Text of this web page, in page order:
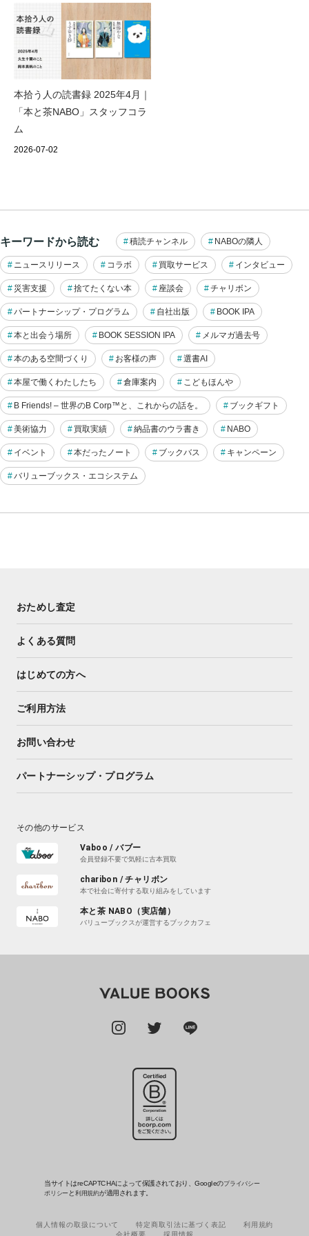
本拾う人の読書録 2025年4月｜
「本と茶NABO」スタッフコラ
ム
2026-07-02
キーワードから読む 積読チャンネル NABOの隣人
ニュースリリース コラボ 買取サービス インタビュー
災害支援 捨てたくない本 座談会 チャリボン
パートナーシップ・プログラム 自社出版 BOOK IPA
本と出会う場所 BOOK SESSION IPA メルマガ過去号
本のある空間づくり お客様の声 選書AI
本屋で働くわたしたち 倉庫案内 こどもほんや
B Friends! – 世界のB Corp™と、これからの話を。 ブックギフト
美術協力 買取実績 納品書のウラ書き NABO
イベント 本だったノート ブックバス キャンペーン
バリューブックス・エコシステム
おためし査定
よくある質問
はじめての方へ
ご利用方法
お問い合わせ
パートナーシップ・プログラム
その他のサービス
Vaboo / バブー
会員登録不要で気軽に古本買取
charibon / チャリボン
本で社会に寄付する取り組みをしています
本と茶 NABO（実店舗）
バリューブックスが運営するブックカフェ
当サイトはreCAPTCHAによって保護されており、Googleのプライバシー
ポリシーと 利用規約が適用されます。
個人情報の取扱について 特定商取引法に基づく表記
利用規約
会社概要
採用情報